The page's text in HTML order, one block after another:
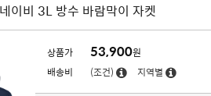
이비 3L 방수 바람막이 자켓
상품가 53,900원
배송비
(조건) 지역별